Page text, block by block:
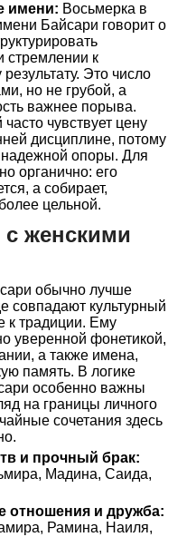
имени: Восьмерка в
Байсари говорит о
стремлении к
Это число
но не грубой, а
важнее порыва.
чувствует цену
дисциплине, потому
надежной опоры. Для
органично: его
а собирает,
цельной.
женскими
обычно лучше
совпадают культурный
к традиции. Ему
уверенной фонетикой,
а также имена,
память. В логике
особенно важны
на границы личного
сочетания здесь
и прочный брак:
Мадина, Саида,
отношения и дружба:
Рамина, Наиля,